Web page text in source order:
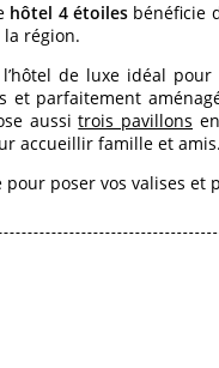
hôtel 4 étoilesbénéficie
région.
de luxe idéal
et parfaitement
aussitrois pavillons
accueillir famille et
poser vos valises et